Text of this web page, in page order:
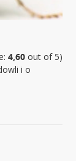
4,60out of 5)
i o